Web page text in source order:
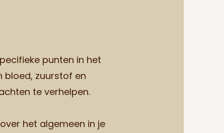
punten in het
bloed, zuurstof en
te verhelpen.
het algemeen in je